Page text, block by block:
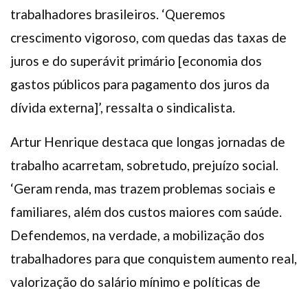
trabalhadores brasileiros. ‘Queremos
crescimento vigoroso, com quedas das taxas de
juros e do superávit primário [economia dos
gastos públicos para pagamento dos juros da
dívida externa]’, ressalta o sindicalista.
Artur Henrique destaca que longas jornadas de
trabalho acarretam, sobretudo, prejuízo social.
‘Geram renda, mas trazem problemas sociais e
familiares, além dos custos maiores com saúde.
Defendemos, na verdade, a mobilização dos
trabalhadores para que conquistem aumento real,
valorização do salário mínimo e políticas de